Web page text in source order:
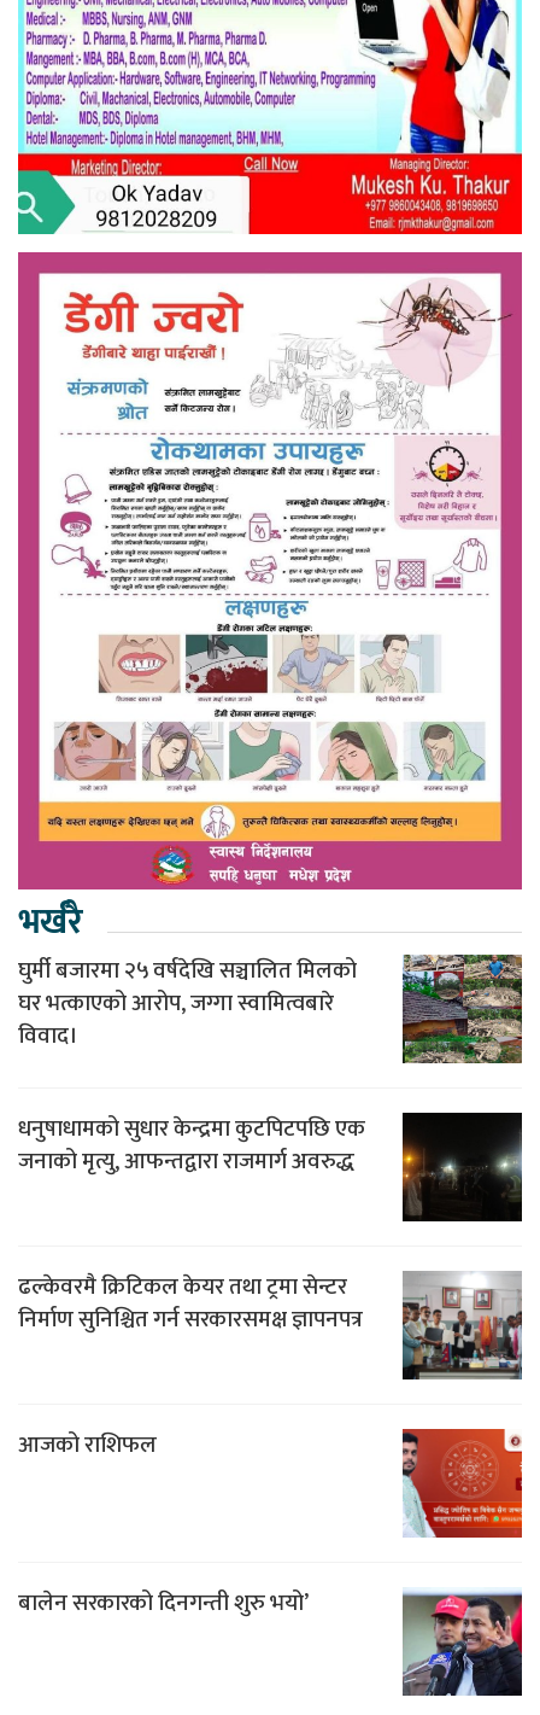
भर्खरै
घुर्मी बजारमा २५ वर्षदेखि सञ्चालित मिलको
घर भत्काएको आरोप, जग्गा स्वामित्वबारे
विवाद।
धनुषाधामको सुधार केन्द्रमा कुटपिटपछि एक
जनाको मृत्यु, आफन्तद्वारा राजमार्ग अवरुद्ध
ढल्केवरमै क्रिटिकल केयर तथा ट्रमा सेन्टर
निर्माण सुनिश्चित गर्न सरकारसमक्ष ज्ञापनपत्र
आजको राशिफल
बालेन सरकारको दिनगन्ती शुरु भयो’